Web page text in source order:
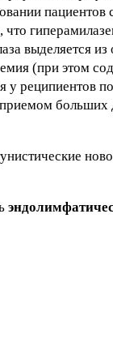
пациентов
выделяется
(при этом
реципиентов